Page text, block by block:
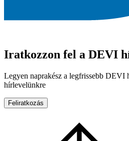
Iratkozzon fel a DEVI
Legyen naprakész a legfrissebb DEVI
hírlevelünkre
Feliratkozás